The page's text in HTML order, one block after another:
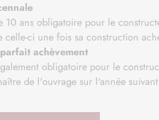
10 ans obligatoire pour le
celle-ci une fois sa construction
achèvement
obligatoire pour le
de l'ouvrage sur l'année